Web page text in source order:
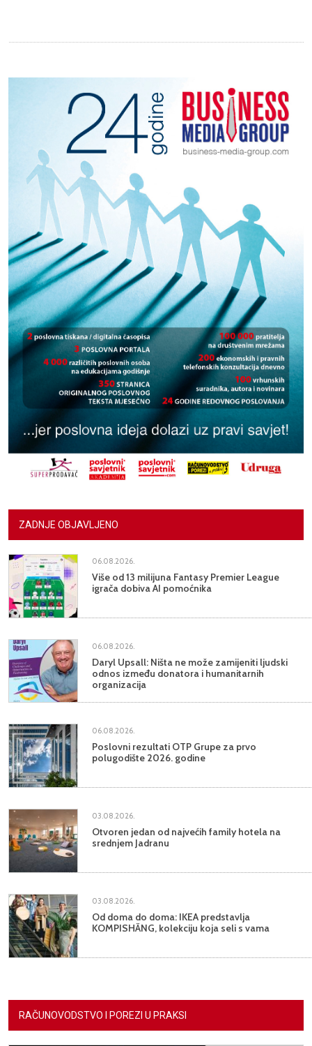
ZADNJE OBJAVLJENO
06.08.2026.
Više od 13 milijuna Fantasy Premier League
igrača dobiva AI pomoćnika
06.08.2026.
Daryl Upsall: Ništa ne može zamijeniti ljudski
odnos između donatora i humanitarnih
organizacija
06.08.2026.
Poslovni rezultati OTP Grupe za prvo
polugodište 2026. godine
03.08.2026.
Otvoren jedan od najvećih family hotela na
srednjem Jadranu
03.08.2026.
Od doma do doma: IKEA predstavlja
KOMPISHÄNG, kolekciju koja seli s vama
RAČUNOVODSTVO I POREZI U PRAKSI